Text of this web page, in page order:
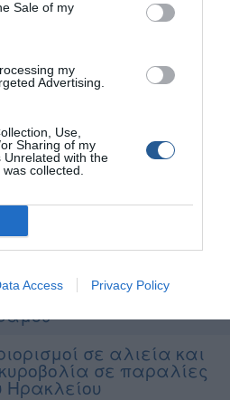
Sale of my
my
Advertising.
Use,
Sharing of my
Unrelated with the
collected.
Access Privacy Policy
με 3
τυλίχθηκαν στις
Grecia 2026: ένα
ταχύτητες στο
Σαλαμίνας-Νέας
σε αλιεία και
σε παραλίες
Ηρακλείου